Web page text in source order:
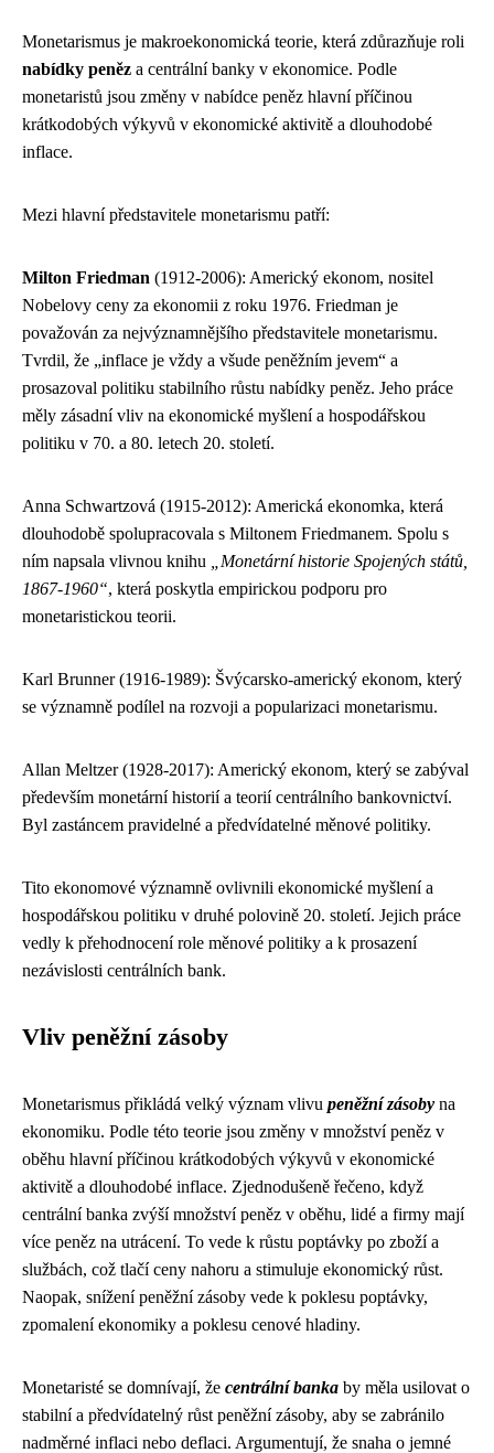
Monetarismus je makroekonomická teorie, která zdůrazňuje roli
nabídky peněz a centrální banky v ekonomice. Podle
monetaristů jsou změny v nabídce peněz hlavní příčinou
krátkodobých výkyvů v ekonomické aktivitě a dlouhodobé
inflace.
Mezi hlavní představitele monetarismu patří:
Milton Friedman (1912-2006): Americký ekonom, nositel
Nobelovy ceny za ekonomii z roku 1976. Friedman je
považován za nejvýznamnějšího představitele monetarismu.
Tvrdil, že „inflace je vždy a všude peněžním jevem“ a
prosazoval politiku stabilního růstu nabídky peněz. Jeho práce
měly zásadní vliv na ekonomické myšlení a hospodářskou
politiku v 70. a 80. letech 20. století.
Anna Schwartzová (1915-2012): Americká ekonomka, která
dlouhodobě spolupracovala s Miltonem Friedmanem. Spolu s
ním napsala vlivnou knihu
„Monetární historie Spojených států,
1867-1960“, která poskytla empirickou podporu pro
monetaristickou teorii.
Karl Brunner (1916-1989): Švýcarsko-americký ekonom, který
se významně podílel na rozvoji a popularizaci monetarismu.
Allan Meltzer (1928-2017): Americký ekonom, který se zabýval
především monetární historií a teorií centrálního bankovnictví.
Byl zastáncem pravidelné a předvídatelné měnové politiky.
Tito ekonomové významně ovlivnili ekonomické myšlení a
hospodářskou politiku v druhé polovině 20. století. Jejich práce
vedly k přehodnocení role měnové politiky a k prosazení
nezávislosti centrálních bank.
Vliv peněžní zásoby
Monetarismus přikládá velký význam vlivu peněžní zásoby na
ekonomiku. Podle této teorie jsou změny v množství peněz v
oběhu hlavní příčinou krátkodobých výkyvů v ekonomické
aktivitě a dlouhodobé inflace. Zjednodušeně řečeno, když
centrální banka zvýší množství peněz v oběhu, lidé a firmy mají
více peněz na utrácení. To vede k růstu poptávky po zboží a
službách, což tlačí ceny nahoru a stimuluje ekonomický růst.
Naopak, snížení peněžní zásoby vede k poklesu poptávky,
zpomalení ekonomiky a poklesu cenové hladiny.
Monetaristé se domnívají, že centrální banka by měla usilovat o
stabilní a předvídatelný růst peněžní zásoby, aby se zabránilo
nadměrné inflaci nebo deflaci. Argumentují, že snaha o jemné